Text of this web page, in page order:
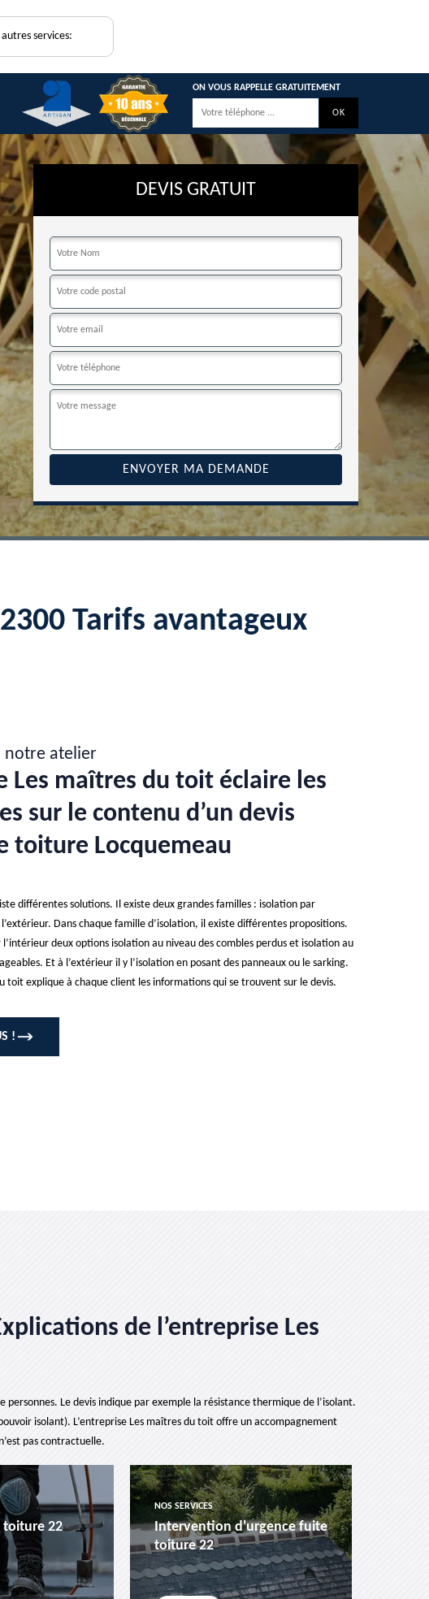
autres services:
ON VOUS RAPPELLE GRATUITEMENT
DEVIS GRATUIT
Tarifs avantageux
notre atelier
Les maîtres du toit éclaire les
sur le contenu d’un devis
toiture Locquemeau
différentes solutions. Il existe deux grandes familles : isolation par
Dans chaque famille d’isolation, il existe différentes propositions.
deux options isolation au niveau des combles perdus et isolation au
Et à l’extérieur il y l’isolation en posant des panneaux ou le sarking.
toit explique à chaque client les informations qui se trouvent sur le devis.
!
de l’entreprise Les
Le devis indique par exemple la résistance thermique de l’isolant.
isolant). L’entreprise Les maîtres du toit offre un accompagnement
pas contractuelle.
toiture 22
NOS SERVICES
Intervention d'urgence fuite
toiture 22